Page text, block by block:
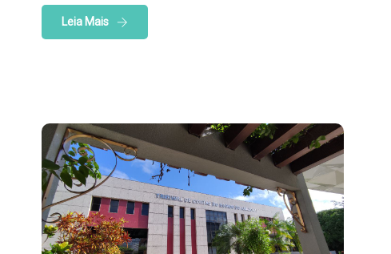
Leia Mais